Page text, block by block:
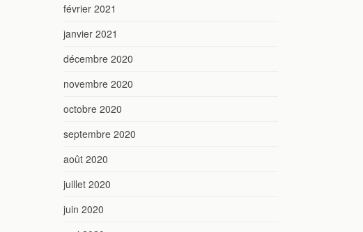
février 2021
janvier 2021
décembre 2020
novembre 2020
octobre 2020
septembre 2020
août 2020
juillet 2020
juin 2020